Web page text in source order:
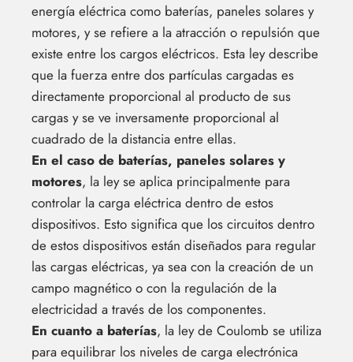
energía eléctrica como baterías, paneles solares y
motores, y se refiere a la atracción o repulsión que
existe entre los cargos eléctricos. Esta ley describe
que la fuerza entre dos partículas cargadas es
directamente proporcional al producto de sus
cargas y se ve inversamente proporcional al
cuadrado de la distancia entre ellas.
En el caso de baterías, paneles solares y
motores, la ley se aplica principalmente para
controlar la carga eléctrica dentro de estos
dispositivos. Esto significa que los circuitos dentro
de estos dispositivos están diseñados para regular
las cargas eléctricas, ya sea con la creación de un
campo magnético o con la regulación de la
electricidad a través de los componentes.
En cuanto a baterías, la ley de Coulomb se utiliza
para equilibrar los niveles de carga electrónica